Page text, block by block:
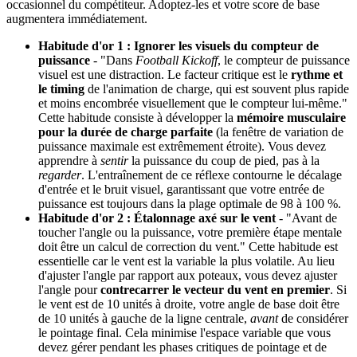
occasionnel du compétiteur. Adoptez-les et votre score de base
augmentera immédiatement.
Habitude d'or 1 : Ignorer les visuels du compteur de
puissance - "Dans Football Kickoff, le compteur de puissance
visuel est une distraction. Le facteur critique est le rythme et
le timing de l'animation de charge, qui est souvent plus rapide
et moins encombrée visuellement que le compteur lui-même."
Cette habitude consiste à développer la mémoire musculaire
pour la durée de charge parfaite (la fenêtre de variation de
puissance maximale est extrêmement étroite). Vous devez
apprendre à sentirla puissance du coup de pied, pas à la
regarder. L'entraînement de ce réflexe contourne le décalage
d'entrée et le bruit visuel, garantissant que votre entrée de
puissance est toujours dans la plage optimale de 98 à 100 %.
Habitude d'or 2 : Étalonnage axé sur le vent - "Avant de
toucher l'angle ou la puissance, votre première étape mentale
doit être un calcul de correction du vent." Cette habitude est
essentielle car le vent est la variable la plus volatile. Au lieu
d'ajuster l'angle par rapport aux poteaux, vous devez ajuster
l'angle pourcontrecarrer le vecteur du vent en premier. Si
le vent est de 10 unités à droite, votre angle de base doit être
de 10 unités à gauche de la ligne centrale, avantde considérer
le pointage final. Cela minimise l'espace variable que vous
devez gérer pendant les phases critiques de pointage et de